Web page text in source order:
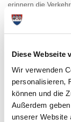
Diese Webseite
Wir verwenden
personalisieren,
können und die
Außerdem
unserer Website
erinnern die
Schleswig-Holstein
einmal daran, in
und...
Weiterlesen
Kreis
04.12.20: Es ist